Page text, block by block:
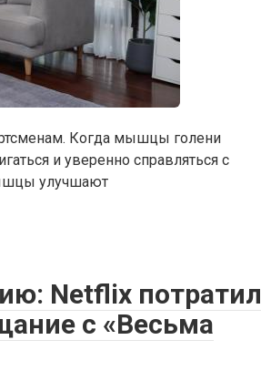
Когда мышцы голени
и уверенно справляться с
улучшают
Netflix потратил
с «Весьма